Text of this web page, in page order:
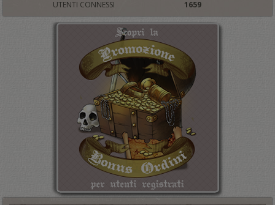
UTENTI CONNESSI
1659